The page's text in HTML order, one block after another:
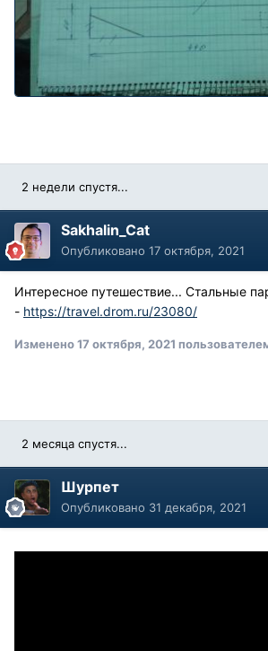
2 недели спустя...
Sakhalin_Cat
Опубликовано 17 октября, 2021
Интересное путешествие... Стальные
- https://travel.drom.ru/23080/
Изменено17 октября, 2021
2 месяца спустя...
Шурпет
Опубликовано 31 декабря, 2021